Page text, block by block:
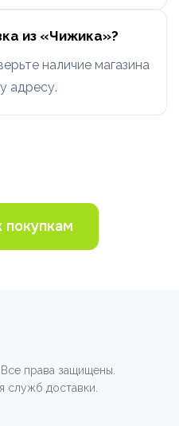
из «Чижика»?
наличие магазина
адресу.
покупкам
права защищены.
служб доставки.